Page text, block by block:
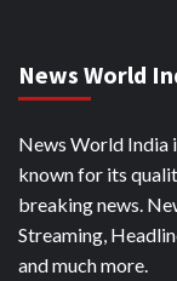
News World
News World India
known for its
breaking news.
Streaming,
and much more.